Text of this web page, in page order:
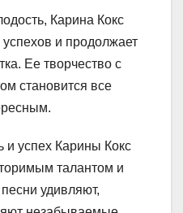
Карина Кокс
и продолжает
Ее творчество с
становится все
и успех Карины Кокс
талантом и
удивляют,